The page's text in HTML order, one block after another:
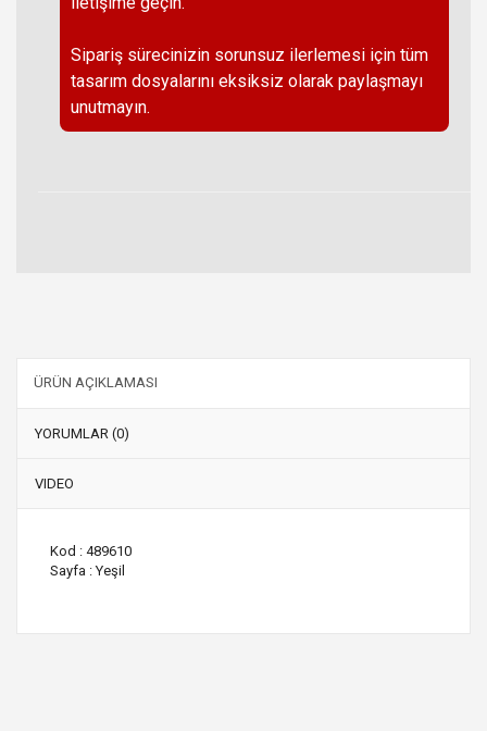
Sipariş sürecinizin sorunsuz ilerlemesi için tüm
tasarım dosyalarını eksiksiz olarak paylaşmayı
unutmayın.
ÜRÜN AÇIKLAMASI
YORUMLAR (0)
VIDEO
Kod : 489610
Sayfa : Yeşil